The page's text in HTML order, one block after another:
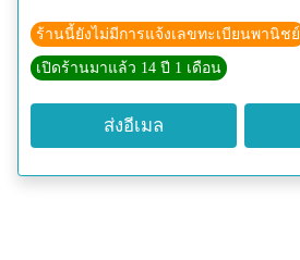
ร้านนี้ยังไม่มีการแจ้งเลขทะเบียนพานิชย์
เปิดร้านมาแล้ว 14 ปี 1 เดือน
ส่งอีเมล